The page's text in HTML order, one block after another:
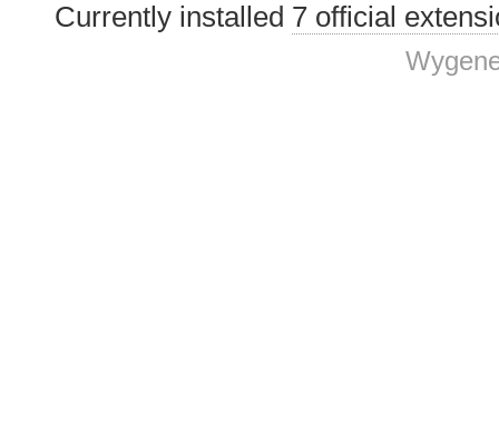
Currently installed 7 official